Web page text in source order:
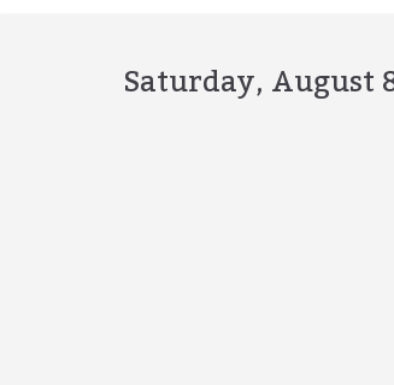
Saturday, August